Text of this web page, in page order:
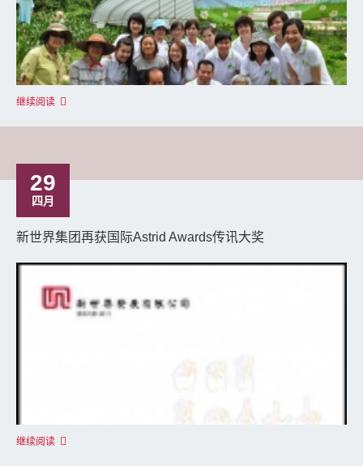
继续阅读
29
四月
新世界集团再获国际Astrid Awards传讯大奖
继续阅读